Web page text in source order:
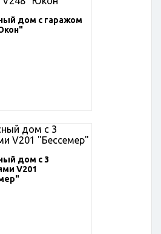
дом с гаражом
дом с 3
V201